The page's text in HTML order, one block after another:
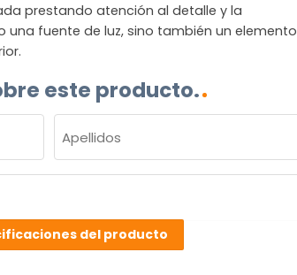
prestando atención al detalle y la
fuente de luz, sino también un elemento
este producto.
Apellidos
del producto